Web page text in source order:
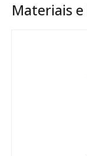
Materiais